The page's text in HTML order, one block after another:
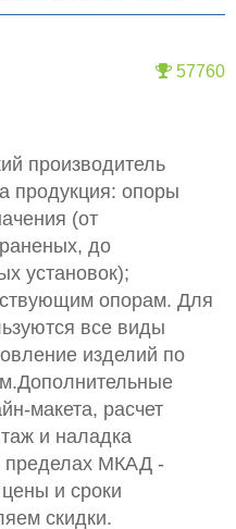
57760
производитель
продукция: опоры
(от
до
установок);
опорам. Для
все виды
изделий по
макета, расчет
и наладка
пределах МКАД -
и сроки
скидки.